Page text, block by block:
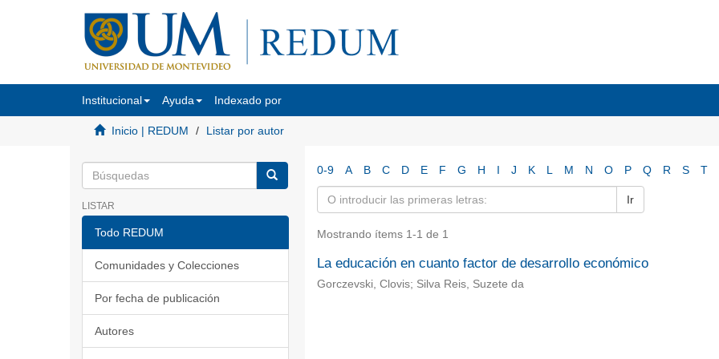
Institucional Ayuda Indexado por
Inicio | REDUM Listar por autor
LISTAR
Todo REDUM
Comunidades y Colecciones
Por fecha de publicación
Autores
0-9 A B C D E F G H I J K L M N O P Q R S T
Ir
Mostrando ítems 1-1 de 1
La educación en cuanto factor de desarrollo económico
Gorczevski, Clovis; Silva Reis, Suzete da